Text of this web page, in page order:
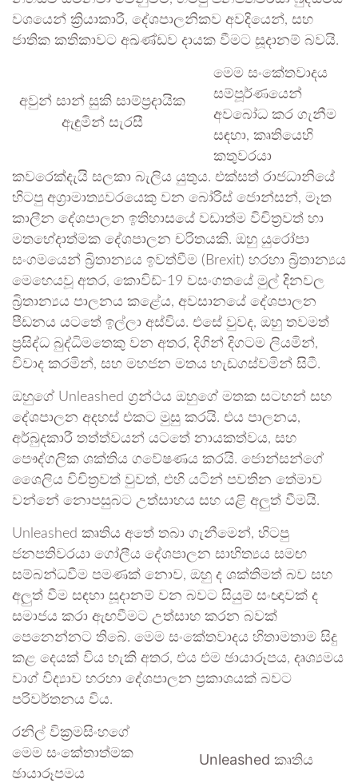
වශයෙන් ක්‍රියාකාරී, දේශපාලනිකව අවදියෙන්, සහ
ජාතික කතිකාවට අඛණ්ඩව දායක වීමට සූදානම් බවයි.
අවුන් සාන් සුකි සාම්ප්‍රදායික
ඇඳුමින් සැරසී
මෙම සංකේතවාදය
සම්පූර්ණයෙන්
අවබෝධ කර ගැනීම
සඳහා, කෘතියෙහි
කතුවරයා
කවරෙක්දැයි සලකා බැලිය යුතුය. එක්සත් රාජධානියේ
හිටපු අග්‍රාමාත්‍යවරයෙකු වන බෝරිස් ජොන්සන්, මෑත
කාලීන දේශපාලන ඉතිහාසයේ වඩාත්ම විචිත්‍රවත් හා
මතභේදාත්මක දේශපාලන චරිතයකි. ඔහු යුරෝපා
සංගමයෙන් බ්‍රිතාන්‍යය ඉවත්වීම (Brexit) හරහා බ්‍රිතාන්‍යය
මෙහෙයවූ අතර, කොවිඩ්-19 වසංගතයේ මුල් දිනවල
බ්‍රිතාන්‍යය පාලනය කළේය, අවසානයේ දේශපාලන
පීඩනය යටතේ ඉල්ලා අස්විය. එසේ වුවද, ඔහු තවමත්
ප්‍රසිද්ධ බුද්ධිමතෙකු වන අතර, දිගින් දිගටම ලියමින්,
විවාද කරමින්, සහ මහජන මතය හැඩගස්වමින් සිටී.
ඔහුගේ Unleashed ග්‍රන්ථය ඔහුගේ මතක සටහන් සහ
දේශපාලන අදහස් එකට මුසු කරයි. එය පාලනය,
අර්බුදකාරී තත්ත්වයන් යටතේ නායකත්වය, සහ
පෞද්ගලික ශක්තිය ගවේෂණය කරයි. ජොන්සන්ගේ
ශෛලිය විචිත්‍රවත් වුවත්, එහි යටින් පවතින තේමාව
වන්නේ නොපසුබට උත්සාහය සහ යළි අලුත් වීමයි.
Unleashed කෘතිය අතේ තබා ගැනීමෙන්, හිටපු
ජනපතිවරයා ගෝලීය දේශපාලන සාහිත්‍යය සමඟ
සම්බන්ධවීම පමණක් නොව, ඔහු ද ශක්තිමත් බව සහ
අලුත් වීම සඳහා සූදානම් වන බවට සියුම් සංඥාවක් ද
සමාජය කරා ඇඟවීමට උත්සාහ කරන බවක්
පෙනෙන්නට තිබේ. මෙම සංකේතවාදය හිතාමතාම සිදු
කළ දෙයක් විය හැකි අතර, එය එම ඡායාරූපය, දෘශ්‍යමය
වාග් විද්‍යාව හරහා දේශපාලන ප්‍රකාශයක් බවට
පරිවර්තනය විය.
Unleashed කෘතිය
රනිල් වික්‍රමසිංහගේ
මෙම සංකේතාත්මක
ඡායාරූපමය